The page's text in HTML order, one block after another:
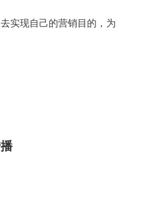
实现自己的营销目的，为